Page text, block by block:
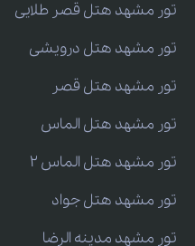
تور مشهد هتل قصر طلایی
تور مشهد هتل درویشی
تور مشهد هتل قصر
تور مشهد هتل الماس
تور مشهد هتل الماس 2
تور مشهد هتل جواد
تور مشهد مدینه الرضا